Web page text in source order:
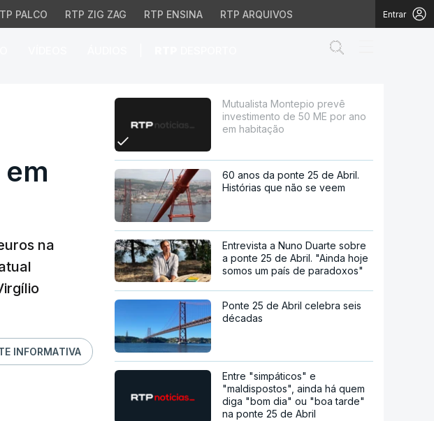
PALCO RTP ZIG ZAG RTP ENSINA RTP ARQUIVOS Entrar
de 50 ME por ano em
na
INFORMATIVA
Mutualista Montepio prevê
investimento de 50 ME por ano
em habitação
60 anos da ponte 25 de Abril.
Histórias que não se veem
Entrevista a Nuno Duarte sobre
a ponte 25 de Abril. "Ainda hoje
somos um país de paradoxos"
Ponte 25 de Abril celebra seis
décadas
Entre "simpáticos" e
"maldispostos", ainda há quem
diga "bom dia" ou "boa tarde"
na ponte 25 de Abril